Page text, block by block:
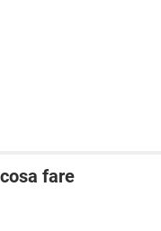
fare